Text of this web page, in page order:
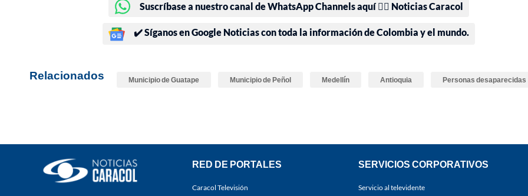
Suscríbase a nuestro canal de WhatsApp Channels aquí 👉🏻 Noticias Caracol
✔️ Síganos en Google Noticias con toda la información de Colombia y el mundo.
Relacionados Municipio de Guatape Municipio de Peñol Medellín Antioquia Personas desaparecidas
RED DE PORTALES
Caracol Televisión
SERVICIOS CORPORATIVOS
Servicio al televidente